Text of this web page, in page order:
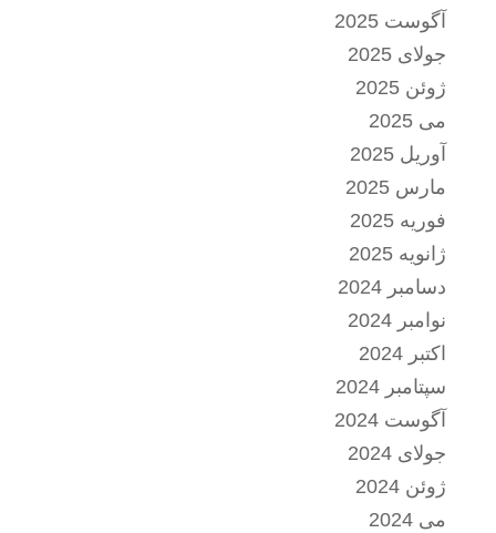
آگوست 2025
جولای 2025
ژوئن 2025
می 2025
آوریل 2025
مارس 2025
فوریه 2025
ژانویه 2025
دسامبر 2024
نوامبر 2024
اکتبر 2024
سپتامبر 2024
آگوست 2024
جولای 2024
ژوئن 2024
می 2024